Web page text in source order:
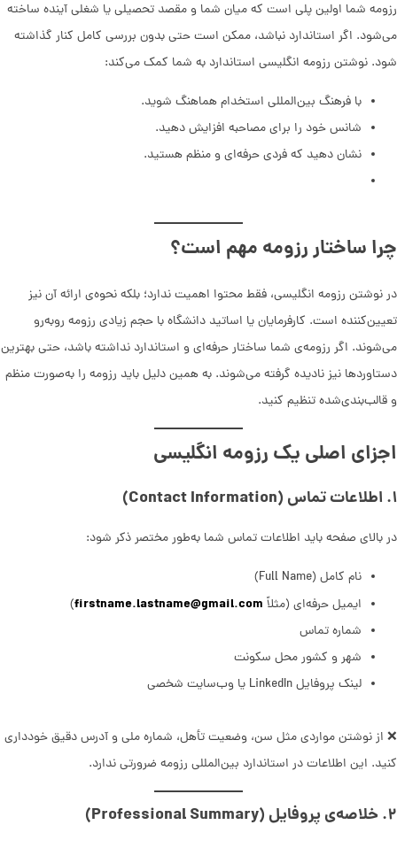
رزومه شما اولین پلی است که میان شما و مقصد تحصیلی یا شغلی آینده ساخته
می‌شود. اگر استاندارد نباشد، ممکن است حتی بدون بررسی کامل کنار گذاشته
شود. نوشتن رزومه انگلیسی استاندارد به شما کمک می‌کند:
با فرهنگ بین‌المللی استخدام هماهنگ شوید.
شانس خود را برای مصاحبه افزایش دهید.
نشان دهید که فردی حرفه‌ای و منظم هستید.
چرا ساختار رزومه مهم است؟
در نوشتن رزومه انگلیسی، فقط محتوا اهمیت ندارد؛ بلکه نحوه‌ی ارائه آن نیز
تعیین‌کننده است. کارفرمایان یا اساتید دانشگاه با حجم زیادی رزومه روبه‌رو
می‌شوند. اگر رزومه‌ی شما ساختار حرفه‌ای و استاندارد نداشته باشد، حتی بهترین
دستاوردها نیز نادیده گرفته می‌شوند. به همین دلیل باید رزومه را به‌صورت منظم
و قالب‌بندی‌شده تنظیم کنید.
اجزای اصلی یک رزومه انگلیسی
۱. اطلاعات تماس (Contact Information)
در بالای صفحه باید اطلاعات تماس شما به‌طور مختصر ذکر شود:
نام کامل (Full Name)
ایمیل حرفه‌ای (مثلاً firstname.lastname@gmail.com
)
شماره تماس
شهر و کشور محل سکونت
لینک پروفایل LinkedIn یا وب‌سایت شخصی
❌ از نوشتن مواردی مثل سن، وضعیت تأهل، شماره ملی و آدرس دقیق خودداری
کنید. این اطلاعات در استاندارد بین‌المللی رزومه ضرورتی ندارد.
۲. خلاصه‌ی پروفایل (Professional Summary)